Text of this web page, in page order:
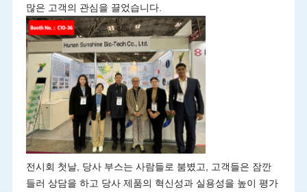
많은 고객의 관심을 끌었습니다.
전시회 첫날, 당사 부스는 사람들로 붐볐고, 고객들은 잠깐
들러 상담을 하고 당사 제품의 혁신성과 실용성을 높이 평가